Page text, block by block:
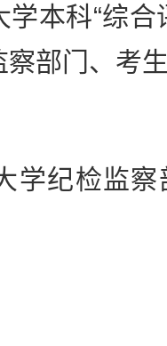
科“综合
部门、考
纪检监察